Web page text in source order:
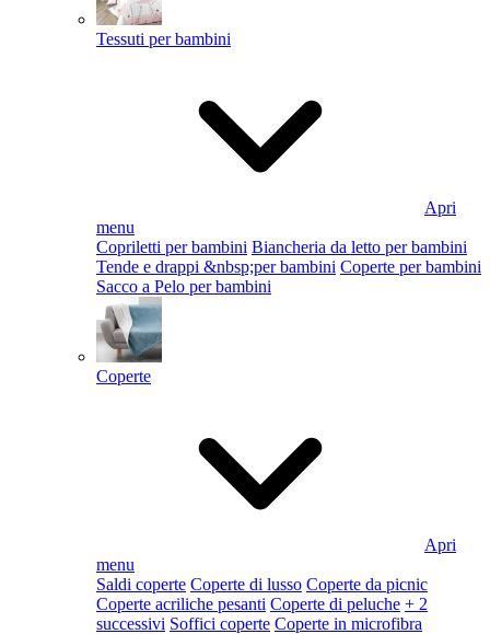
Tessuti per bambini
Apri
menu
Copriletti per bambini Biancheria da letto per bambini
Tende e drappi &nbsp;per bambini Coperte per bambini
Sacco a Pelo per bambini
Coperte
Apri
menu
Saldi coperte Coperte di lusso Coperte da picnic
Coperte acriliche pesanti Coperte di peluche + 2
successivi Soffici coperte Coperte in microfibra